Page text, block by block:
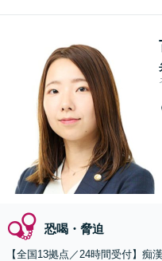
恐喝・脅迫
【全国13拠点／24時間受付】痴